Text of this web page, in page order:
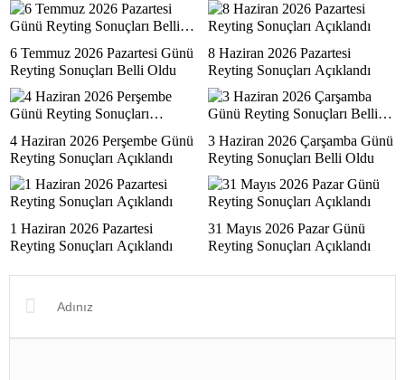
6 Temmuz 2026 Pazartesi Günü
Reyting Sonuçları Belli Oldu
8 Haziran 2026 Pazartesi
Reyting Sonuçları Açıklandı
4 Haziran 2026 Perşembe Günü
Reyting Sonuçları Açıklandı
3 Haziran 2026 Çarşamba Günü
Reyting Sonuçları Belli Oldu
1 Haziran 2026 Pazartesi
Reyting Sonuçları Açıklandı
31 Mayıs 2026 Pazar Günü
Reyting Sonuçları Açıklandı